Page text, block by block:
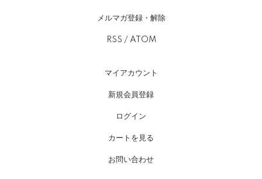
メルマガ登録・解除
RSS / ATOM
マイアカウント
新規会員登録
ログイン
カートを見る
お問い合わせ